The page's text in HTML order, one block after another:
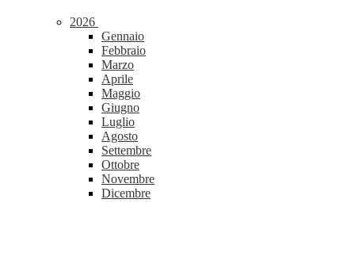
2026
Gennaio
Febbraio
Marzo
Aprile
Maggio
Giugno
Luglio
Agosto
Settembre
Ottobre
Novembre
Dicembre